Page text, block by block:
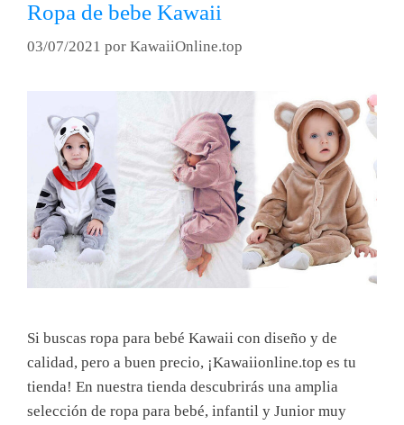
Ropa de bebe Kawaii
03/07/2021 por KawaiiOnline.top
Si buscas ropa para bebé Kawaii con diseño y de
calidad, pero a buen precio, ¡Kawaiionline.top es tu
tienda! En nuestra tienda descubrirás una amplia
selección de ropa para bebé, infantil y Junior muy